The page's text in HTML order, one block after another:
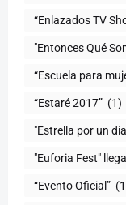
“Enlazados TV
"Entonces Qué
“Escuela para
“Estaré 2017” (1)
"Estrella por un
"Euforia Fest"
“Evento Oficial”